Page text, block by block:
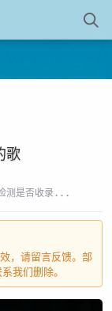
歌
测是否收录...
，请留言反馈。部
我们删除。